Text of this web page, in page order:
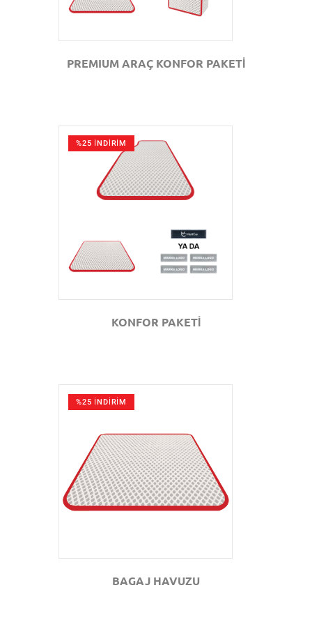
PREMIUM ARAÇ KONFOR PAKETİ
%25 İNDİRİM
KONFOR PAKETİ
%25 İNDİRİM
GÖZAT
BAGAJ HAVUZU